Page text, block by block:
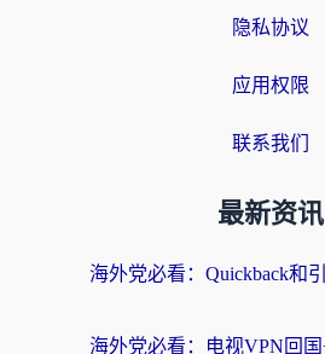
隐私协议
应用权限
联系我们
最新资讯